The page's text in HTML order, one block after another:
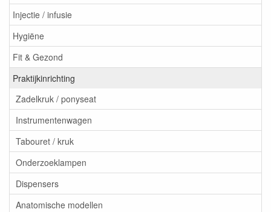
Injectie / infusie
Hygiëne
Fit & Gezond
Praktijkinrichting
Zadelkruk / ponyseat
Instrumentenwagen
Tabouret / kruk
Onderzoeklampen
Dispensers
Anatomische modellen